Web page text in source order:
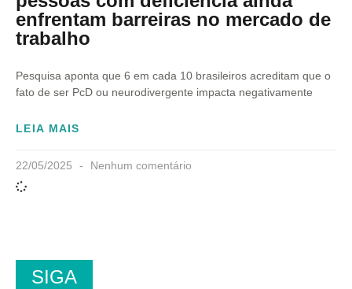
enfrentam barreiras no mercado de
trabalho
Pesquisa aponta que 6 em cada 10 brasileiros acreditam que o
fato de ser PcD ou neurodivergente impacta negativamente
LEIA MAIS
22/05/2025 Nenhum comentário
SIGA